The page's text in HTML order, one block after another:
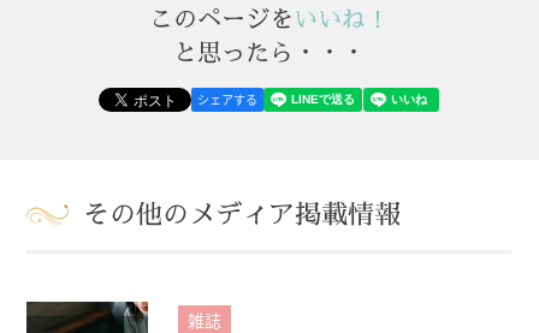
このページをいいね！
と思ったら・・・
シェアする
その他のメディア掲載情報
雑誌